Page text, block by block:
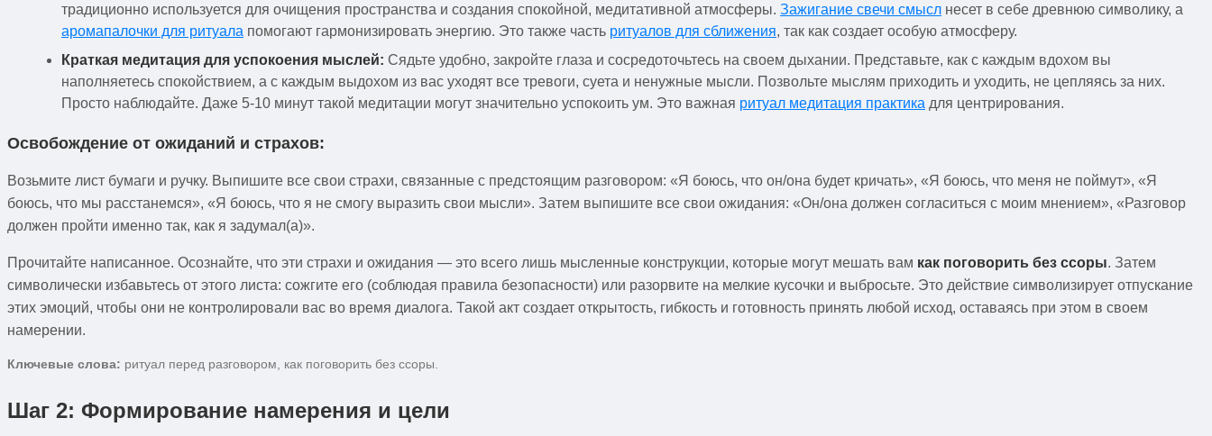
традиционно используется для очищения пространства и создания спокойной, медитативной атмосферы. Зажигание свечи смысл несет в себе древнюю символику, а
аромапалочки для ритуала помогают гармонизировать энергию. Это также часть ритуалов для сближения, так как создает особую атмосферу.
Краткая медитация для успокоения мыслей: Сядьте удобно, закройте глаза и сосредоточьтесь на своем дыхании. Представьте, как с каждым вдохом вы
наполняетесь спокойствием, а с каждым выдохом из вас уходят все тревоги, суета и ненужные мысли. Позвольте мыслям приходить и уходить, не цепляясь за них.
Просто наблюдайте. Даже 5-10 минут такой медитации могут значительно успокоить ум. Это важная ритуал медитация практика для центрирования.
Освобождение от ожиданий и страхов:
Возьмите лист бумаги и ручку. Выпишите все свои страхи, связанные с предстоящим разговором: «Я боюсь, что он/она будет кричать», «Я боюсь, что меня не поймут», «Я
боюсь, что мы расстанемся», «Я боюсь, что я не смогу выразить свои мысли». Затем выпишите все свои ожидания: «Он/она должен согласиться с моим мнением», «Разговор
должен пройти именно так, как я задумал(а)».
Прочитайте написанное. Осознайте, что эти страхи и ожидания — это всего лишь мысленные конструкции, которые могут мешать вам как поговорить без ссоры. Затем
символически избавьтесь от этого листа: сожгите его (соблюдая правила безопасности) или разорвите на мелкие кусочки и выбросьте. Это действие символизирует отпускание
этих эмоций, чтобы они не контролировали вас во время диалога. Такой акт создает открытость, гибкость и готовность принять любой исход, оставаясь при этом в своем
намерении.
Ключевые слова: ритуал перед разговором, как поговорить без ссоры.
Шаг 2: Формирование намерения и цели